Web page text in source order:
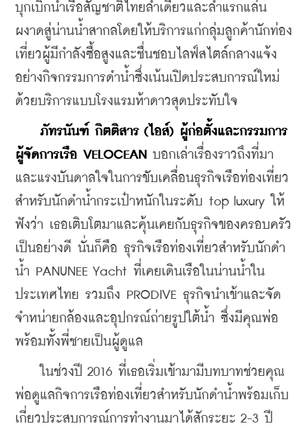
บุกเบิกนำเรือสัญชาติไทยลำเดียวและลำแรกแล่น
ผงาดสู่น่านน้ำสากลโดยให้บริการแก่กลุ่มลูกค้านักท่อง
เที่ยวผู้มีกำลังซื้อสูงและชื่นชอบไลฟ์สไตล์กลางแจ้ง
อย่างกิจกรรมการดำน้ำซึ่งเน้นเปิดประสบการณ์ใหม่
ด้วยบริการแบบโรงแรมห้าดาวสุดประทับใจ
ภัทรนันฑ์ กิตติสาร (ไอส์) ผู้ก่อตั้งและกรรมการ
ผู้จัดการเรือ VELOCEAN บอกเล่าเรื่องราวถึงที่มา
และแรงบันดาลใจในการขับเคลื่อนธุรกิจเรือท่องเที่ยว
สำหรับนักดำน้ำกระเป๋าหนักในระดับ top luxury ให้
ฟังว่า เธอเติบโตมาและคุ้นเคยกับธุรกิจของครอบครัว
เป็นอย่างดี นั่นก็คือ ธุรกิจเรือท่องเที่ยวสำหรับนักดำ
น้ำ PANUNEE Yacht ที่เคยเดินเรือในน่านน้ำใน
ประเทศไทย รวมถึง PRODIVE ธุรกิจนำเข้าและจัด
จำหน่ายกล้องและอุปกรณ์ถ่ายรูปใต้น้ำ ซึ่งมีคุณพ่อ
พร้อมทั้งพี่ชายเป็นผู้ดูแล
ในช่วงปี 2016 ที่เธอเริ่มเข้ามามีบทบาทช่วยคุณ
พ่อดูแลกิจการเรือท่องเที่ยวสำหรับนักดำน้ำพร้อมเก็บ
เกี่ยวประสบการณ์การทำงานมาได้สักระยะ 2-3 ปี